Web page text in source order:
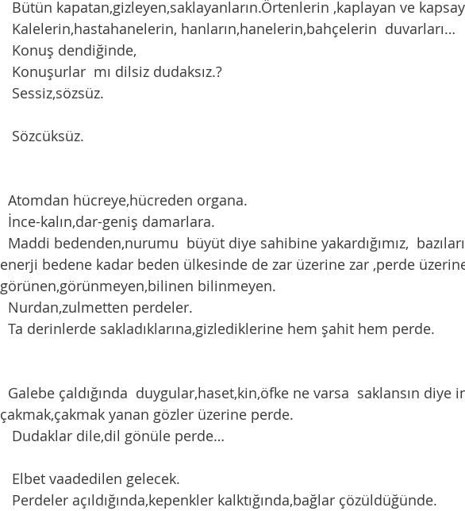
Bütün kapatan,gizleyen,saklayanların.Örtenlerin ,kaplayan ve
   Kalelerin,hastahanelerin, hanların,hanelerin,bahçelerin  duvarları…
   Konuş dendiğinde,
   Konuşurlar  mı dilsiz dudaksız.?
   Sessiz,sözsüz.
   Sözcüksüz.
  Atomdan hücreye,hücreden organa.
  İnce-kalın,dar-geniş damarlara.
enerji bedene kadar beden ülkesinde de zar üzerine zar ,perde
görünen,görünmeyen,bilinen bilinmeyen.
  Nurdan,zulmetten perdeler.
  Ta derinlerde sakladıklarına,gizlediklerine hem şahit hem perde.
çakmak,çakmak yanan gözler üzerine perde.
   Dudaklar dile,dil gönüle perde…
   Elbet vaadedilen gelecek.
   Perdeler açıldığında,kepenkler kalktığında,bağlar çözüldüğünde.